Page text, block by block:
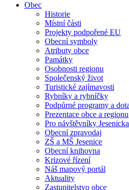
Obec
Historie
Místní části
Projekty podpořené EU
Obecní symboly
Atributy obce
Památky
Osobnosti regionu
Společenský život
Turistické zajímavosti
Rybníky a rybníčky
Podpůrné programy a
Prezentace obce a regionu
Pro návštěvníky Jesenicka
Obecní zpravodaj
ZŠ a MŠ Jesenice
Obecní knihovna
Krizové řízení
Náš mapový portál
Aktuality
Zastupitelstvo obce